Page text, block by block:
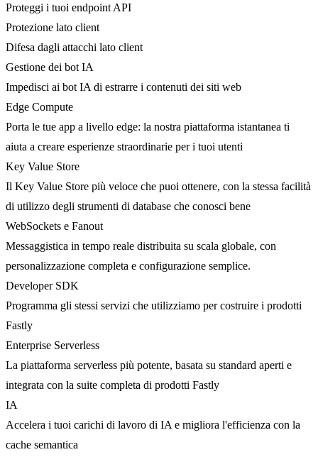
Proteggi i tuoi endpoint API
Protezione lato client
Difesa dagli attacchi lato client
Gestione dei bot IA
Impedisci ai bot IA di estrarre i contenuti dei siti web
Edge Compute
Porta le tue app a livello edge: la nostra piattaforma istantanea ti
aiuta a creare esperienze straordinarie per i tuoi utenti
Key Value Store
Il Key Value Store più veloce che puoi ottenere, con la stessa facilità
di utilizzo degli strumenti di database che conosci bene
WebSockets e Fanout
Messaggistica in tempo reale distribuita su scala globale, con
personalizzazione completa e configurazione semplice.
Developer SDK
Programma gli stessi servizi che utilizziamo per costruire i prodotti
Fastly
Enterprise Serverless
La piattaforma serverless più potente, basata su standard aperti e
integrata con la suite completa di prodotti Fastly
IA
Accelera i tuoi carichi di lavoro di IA e migliora l'efficienza con la
cache semantica